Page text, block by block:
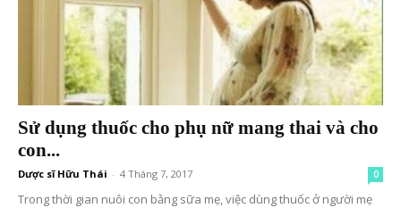
Sử dụng thuốc cho phụ nữ mang thai và cho
con...
Dược sĩ Hữu Thái - 4 Tháng 7, 2017 0
Trong thời gian nuôi con bằng sữa mẹ, việc dùng thuốc ở người mẹ